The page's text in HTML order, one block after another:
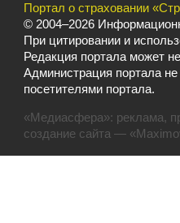
Портал о страховании
© 2004–2026
При цитировании и
Редакция портала может
Администрация портала
посетителями портала.
«Медиасфера»: реклама,
создание сайта —